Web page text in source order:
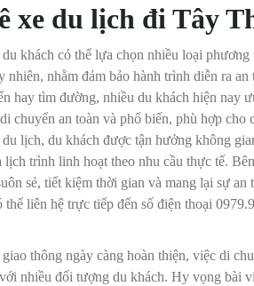
xe du lịch đi Tây
khách có thể lựa chọn nhiều loại phương
nhằm đảm bảo hành trình diễn ra
hay tìm đường, nhiều du khách hiện nay
chuyển an toàn và phổ biến, phù hợp cho
lịch, du khách được tận hưởng không
lịch trình linh hoạt theo nhu cầu thực tế.
sẻ, tiết kiệm thời gian và mang lại sự
thể liên hệ trực tiếp đến số điện thoại
thông ngày càng hoàn thiện, việc di
nhiều đối tượng du khách. Hy vọng bài